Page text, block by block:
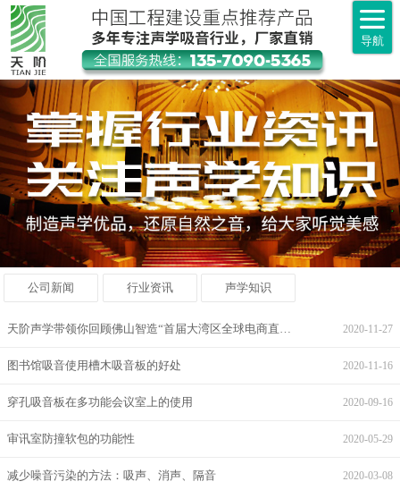
导航
公司新闻 行业资讯 声学知识
天阶声学带领你回顾佛山智造“首届大湾区全球电商直采节” 2020-11-27
图书馆吸音使用槽木吸音板的好处 2020-11-16
穿孔吸音板在多功能会议室上的使用 2020-09-16
审讯室防撞软包的功能性 2020-05-29
减少噪音污染的方法：吸声、消声、隔音 2020-03-08